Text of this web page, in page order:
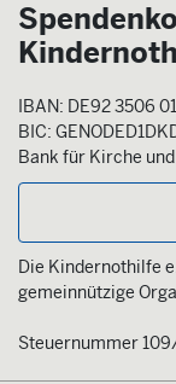
IBAN: DE92 3506
BIC:
Bank für Kirche
Die Kindernothilfe
gemeinnützige
Steuernummer